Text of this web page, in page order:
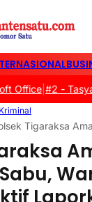
|#2 -
Kriminal
Tigaraksa